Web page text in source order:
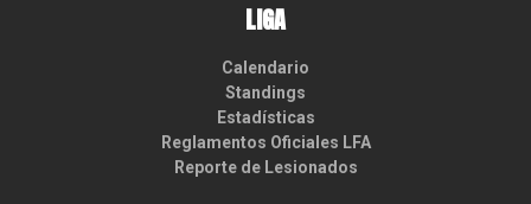
LIGA
Calendario
Standings
Estadísticas
Reglamentos Oficiales LFA
Reporte de Lesionados